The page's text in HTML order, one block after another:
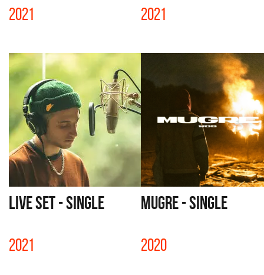
2021 2021
LIVE SET - SINGLE
2021
MUGRE - SINGLE
2020